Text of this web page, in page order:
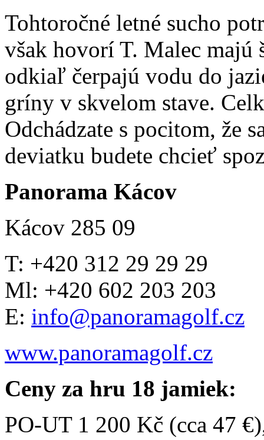
Tohtoročné letné sucho
však hovorí T. Malec majú
odkiaľ čerpajú vodu do
gríny v skvelom stave.
Odchádzate s pocitom, že
deviatku budete chcieť
Panorama Kácov
Kácov 285 09
T: +420 312 29 29 29
Ml: +420 602 203 203
E: info@panoramagolf.cz
www.panoramagolf.cz
Ceny za hru 18 jamiek:
PO-UT 1 200 Kč (cca 47